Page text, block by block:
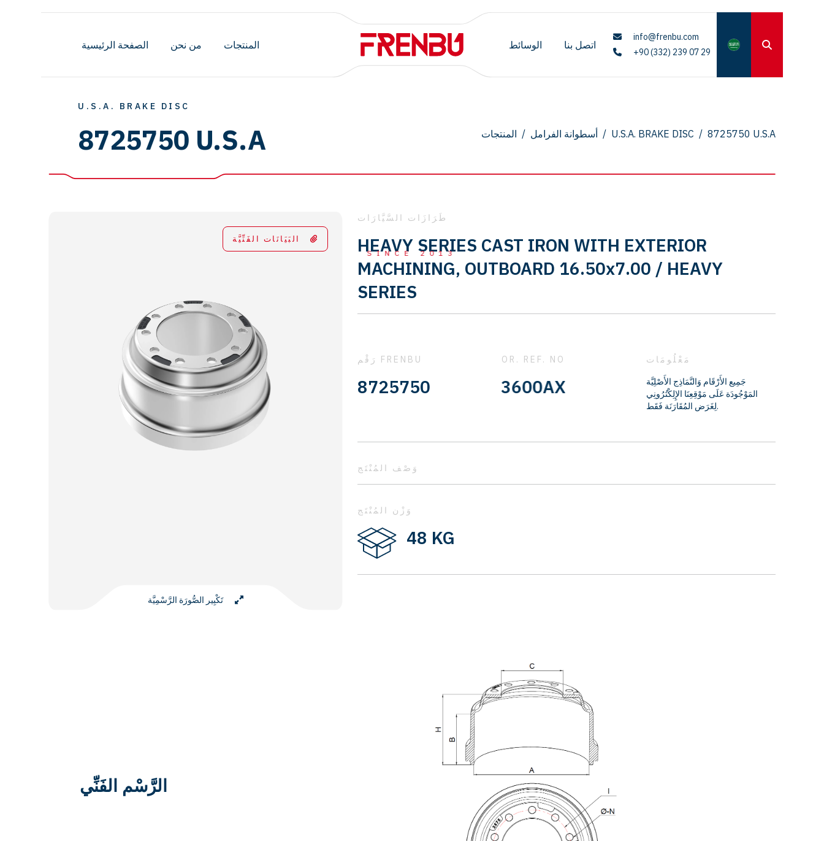
الصفحة الرئيسية من نحن المنتجات الوسائط اتصل بنا
info@frenbu.com
+90 (332) 239 07 29
SINCE 2013
U.S.A. BRAKE DISC
8725750 U.S.A المنتجات / أسطوانة الفرامل / U.S.A. BRAKE DISC / 8725750 U.S.A
البَيَانَات الفَنِّيَّة
تَكْبِير الصُّورَة الرَّسْمِيَّة
طَرَازَات السَّيَّارَات
HEAVY SERIES CAST IRON WITH EXTERIOR
MACHINING, OUTBOARD 16.50x7.00 / HEAVY
SERIES
رَقْم FRENBU
8725750
OR. REF. NO
60000-318 - 3600AX
مَعْلُومَات
جَمِيع الأَرْقَام وَالنَّمَاذِج الأَصْلِيَّة
المَوْجُودَة عَلَى مَوْقِعِنَا الإِلِكْتُرُونِي
لِغَرَض المُقَارَنَة فَقَط.
وَصْف المُنْتَج
وَزْن المُنْتَج
48 KG
الرَّسْم الفَنِّي